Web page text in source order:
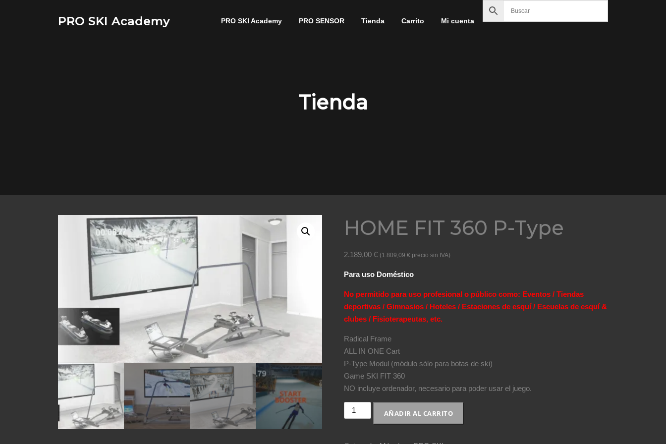
PRO SKI Academy PRO SKI Academy PRO SENSOR Tienda Carrito Mi cuenta
Tienda
HOME FIT 360 P-Type
2.189,00€ (1.809,09€ precio sin IVA)
Para uso Doméstico
No permitido para uso profesional o público como: Eventos / Tiendas
deportivas / Gimnasios / Hoteles / Estaciones de esquí / Escuelas de esquí &
clubes / Fisioterapeutas, etc.
Radical Frame
ALL IN ONE Cart
P-Type Modul (módulo sólo para botas de ski)
Game SKI FIT 360
NO incluye ordenador, necesario para poder usar el juego.
HOME
FIT
AÑADIR AL CARRITO